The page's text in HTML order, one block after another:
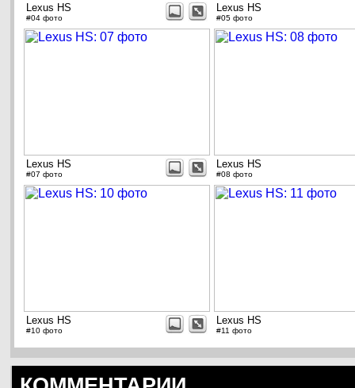
Lexus HS
#04 фото
Lexus HS
#05 фото
Lexus HS
#07 фото
Lexus HS
#08 фото
Lexus HS
#10 фото
Lexus HS
#11 фото